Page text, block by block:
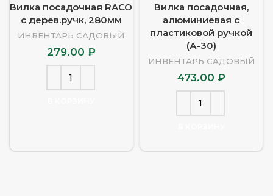
Вилка посадочная RACO
с дерев.ручк, 280мм
ИНВЕНТАРЬ САДОВЫЙ
279.00 ₽
Вилка посадочная,
алюминиевая с
пластиковой ручкой
(А-30)
ИНВЕНТАРЬ САДОВЫЙ
473.00 ₽